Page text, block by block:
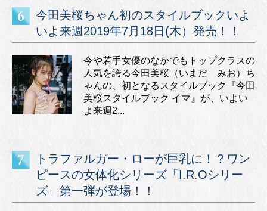
今田美桜ちゃん初のスタイルブックいよ
いよ来週2019年7月18日(木）発売！！
今や若手女優のなかでもトップクラスの
人気を誇る今田美桜（いまだ みお）ち
ゃんの、初となるスタイルブック『今田
美桜スタイルブック イマ』が、いよい
よ来週2...
トラファルガー・ローが巨乳に！？ワン
ピースの女体化シリーズ「I.R.Oシリー
ズ」第一弾が登場！！